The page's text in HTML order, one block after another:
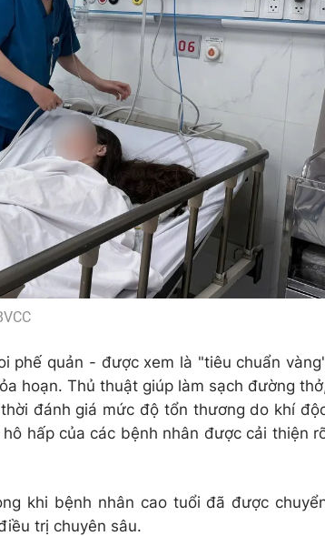
phế quản - được xem là "tiêu chuẩn
hoạn. Thủ thuật giúp làm sạch đường
đánh giá mức độ tổn thương do khí
hấp của các bệnh nhân được cải thiện
khi bệnh nhân cao tuổi đã được
trị chuyên sâu.